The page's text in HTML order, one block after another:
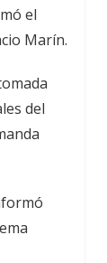
el
Marín.
del